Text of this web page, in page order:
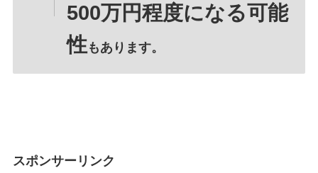
500万円程度になる可能
性もあります。
スポンサーリンク